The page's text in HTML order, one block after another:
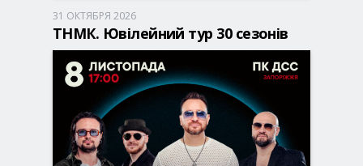
Запорожье, 17:00
ДК Днепроспецсталь
450 - 1 150 грн
БИЛЕТЫ
31 ОКТЯБРЯ 2026
ТНМК. Ювілейний тур 30 сезонів